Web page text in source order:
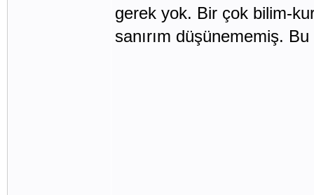
gerek yok. Bir çok bilim-
sanırım düşünememiş.